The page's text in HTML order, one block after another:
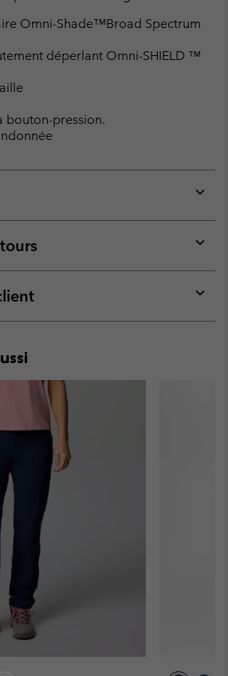
Omni-Shade™Broad Spectrum
déperlant Omni-SHIELD ™
bouton-pression.
or
or
or